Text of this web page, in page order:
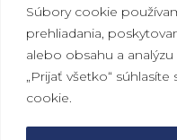
Súbory cookie
prehliadania,
alebo obsahu a
„Prijať všetko“
cookie.
O NÁS PROJEKTY
VÁŠ DOBRÝ SUSED
Bratislava |